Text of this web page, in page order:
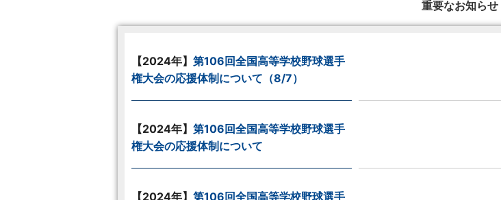
重要なお知らせ
【2024年】 第106回全国高等学校野球選手
権大会の応援体制について（8/7）
【2024年】 第106回全国高等学校野球選手
権大会の応援体制について
【2024年】 第106回全国高等学校野球選手